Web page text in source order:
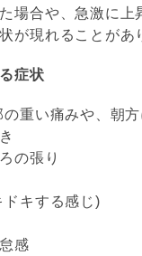
場合や、急激に上
が現れることがあ
症状
重い痛みや、朝
の張り
キする感じ)
感